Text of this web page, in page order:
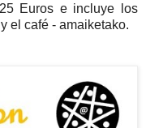
Euros e incluye los
el café - amaiketako.